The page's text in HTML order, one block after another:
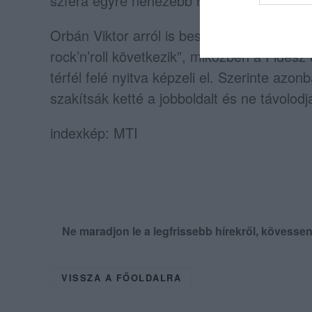
Orbán Viktor arról is beszélt, hogy a
rock’n’roll következik”, miközben a
térfél felé nyitva képzeli el. Szerinte
szakítsák ketté a jobboldalt és ne
indexkép: MTI
Ne maradjon le a legfrissebb hírekről,
VISSZA A FŐOLDALRA